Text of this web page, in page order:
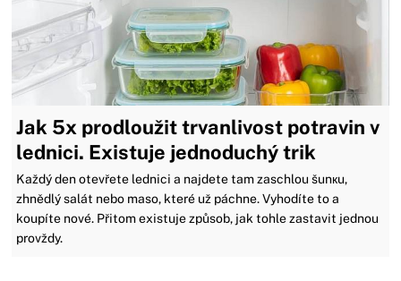
Jak 5x prodloužit trvanlivost potravin v
lednici. Existuje jednoduchý trik
Každý den otevřete lednici a najdete tam zaschlou šunкu,
zhnědlý salát nebo maso, které už páchne. Vyhodíte to a
koupíte nové. Přitom existuje způsob, jak tohle zastavit jednou
provždy.